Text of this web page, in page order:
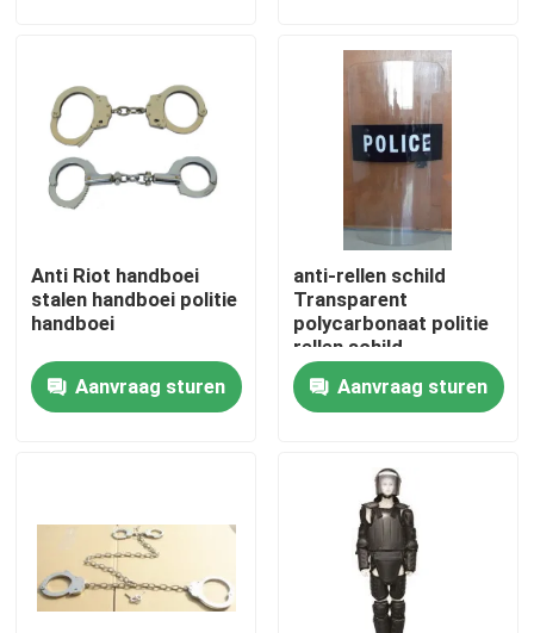
Video's
Over ons
Kwaliteitscontrole
Nieuws
Militaire Tactische Slijtage
Anti Riot handboei
stalen handboei politie
handboei
Aanvraag sturen
anti-rellen schild
Transparent
polycarbonaat politie
rellen schild
Aanvraag sturen